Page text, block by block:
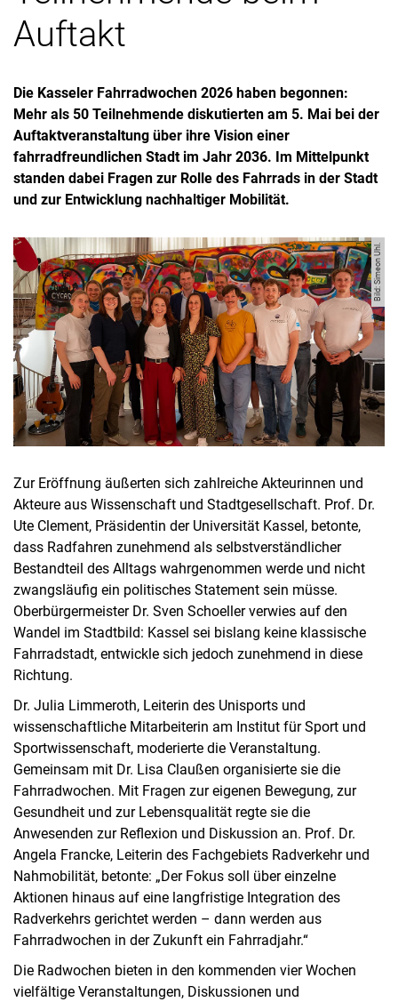
Auftakt
Die Kasseler Fahrradwochen 2026 haben begonnen:
Mehr als 50 Teilnehmende diskutierten am 5. Mai bei der
Auftaktveranstaltung über ihre Vision einer
fahrradfreundlichen Stadt im Jahr 2036. Im Mittelpunkt
standen dabei Fragen zur Rolle des Fahrrads in der Stadt
und zur Entwicklung nachhaltiger Mobilität.
Bild: Simeon Uhl.
Zur Eröffnung äußerten sich zahlreiche Akteurinnen und
Akteure aus Wissenschaft und Stadtgesellschaft. Prof. Dr.
Ute Clement, Präsidentin der Universität Kassel, betonte,
dass Radfahren zunehmend als selbstverständlicher
Bestandteil des Alltags wahrgenommen werde und nicht
zwangsläufig ein politisches Statement sein müsse.
Oberbürgermeister Dr. Sven Schoeller verwies auf den
Wandel im Stadtbild: Kassel sei bislang keine klassische
Fahrradstadt, entwickle sich jedoch zunehmend in diese
Richtung.
Dr. Julia Limmeroth, Leiterin des Unisports und
wissenschaftliche Mitarbeiterin am Institut für Sport und
Sportwissenschaft, moderierte die Veranstaltung.
Gemeinsam mit Dr. Lisa Claußen organisierte sie die
Fahrradwochen. Mit Fragen zur eigenen Bewegung, zur
Gesundheit und zur Lebensqualität regte sie die
Anwesenden zur Reflexion und Diskussion an. Prof. Dr.
Angela Francke, Leiterin des Fachgebiets Radverkehr und
Nahmobilität, betonte: „Der Fokus soll über einzelne
Aktionen hinaus auf eine langfristige Integration des
Radverkehrs gerichtet werden – dann werden aus
Fahrradwochen in der Zukunft ein Fahrradjahr.“
Die Radwochen bieten in den kommenden vier Wochen
vielfältige Veranstaltungen, Diskussionen und